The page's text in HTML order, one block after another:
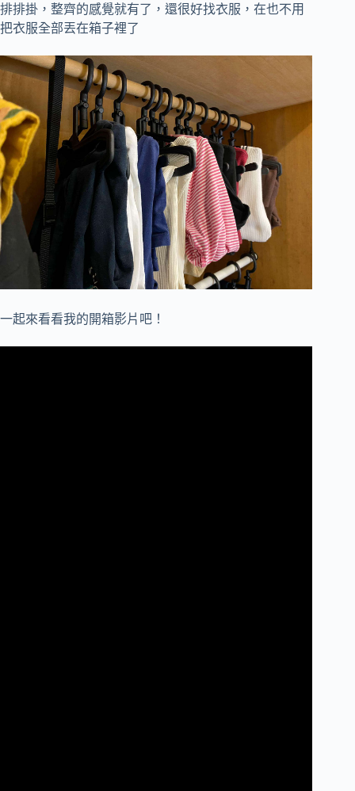
排排掛，整齊的感覺就有了，還很好找衣服，在也不用
把衣服全部丟在箱子裡了
一起來看看我的開箱影片吧！